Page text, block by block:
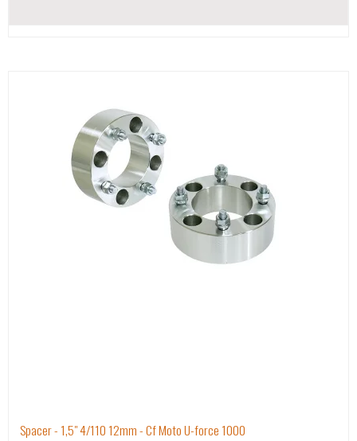
Spacer - 1,5" 4/110 12mm - Cf Moto U-force 1000